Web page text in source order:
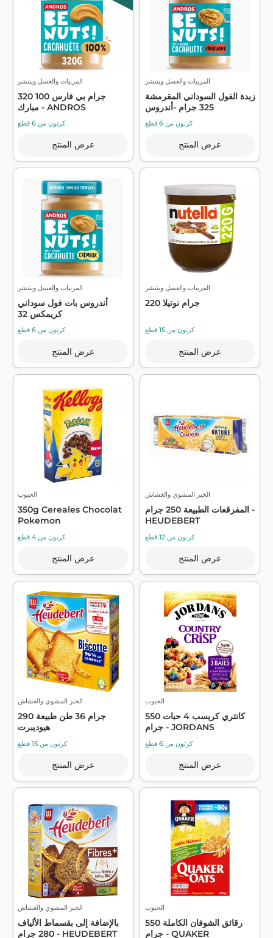
المربيات والعسل وينتشر
320 جرام بي فارس 100
مبارك - ANDROS
كرتون من 6 قطع
عرض المنتج
المربيات والعسل وينتشر
زبدة الفول السوداني المقرمشة
325 جرام -أندروس
كرتون من 6 قطع
عرض المنتج
المربيات والعسل وينتشر
أندروس بات فول سوداني
كريمكس 32
كرتون من 6 قطع
عرض المنتج
المربيات والعسل وينتشر
220 جرام نوتيلا
كرتون من 15 قطع
عرض المنتج
الحبوب
350g Cereales Chocolat
Pokemon
كرتون من 4 قطع
عرض المنتج
الخبز المشوي والغشاش
المفرقعات الطبيعة 250 جرام -
HEUDEBERT
كرتون من 12 قطع
عرض المنتج
الخبز المشوي والغشاش
290 جرام 36 طن طبيعة
هيوديبرت
كرتون من 15 قطع
عرض المنتج
الحبوب
كانتري كريسب 4 حبات 550
جرام - JORDANS
كرتون من 6 قطع
عرض المنتج
الخبز المشوي والغشاش
بالإضافة إلى بقسماط الألياف
280 جرام - HEUDEBERT
الحبوب
رقائق الشوفان الكاملة 550
جرام - QUAKER